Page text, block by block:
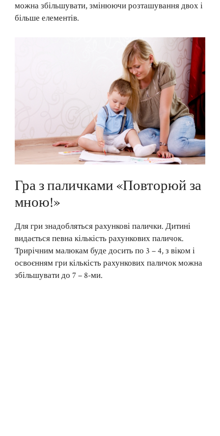
можна збільшувати, змінюючи розташування двох і
більше елементів.
Гра з паличками «Повторюй за
мною!»
Для гри знадобляться рахункові палички. Дитині
видається певна кількість рахункових паличок.
Трирічним малюкам буде досить по 3 – 4, з віком і
освоєнням гри кількість рахункових паличок можна
збільшувати до 7 – 8-ми.